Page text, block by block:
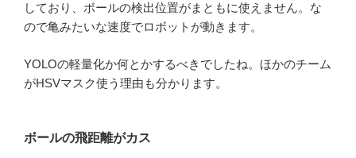
しており、ボールの検出位置がまともに使えません。な
ので亀みたいな速度でロボットが動きます。
YOLOの軽量化か何とかするべきでしたね。ほかのチーム
がHSVマスク使う理由も分かります。
ボールの飛距離がカス